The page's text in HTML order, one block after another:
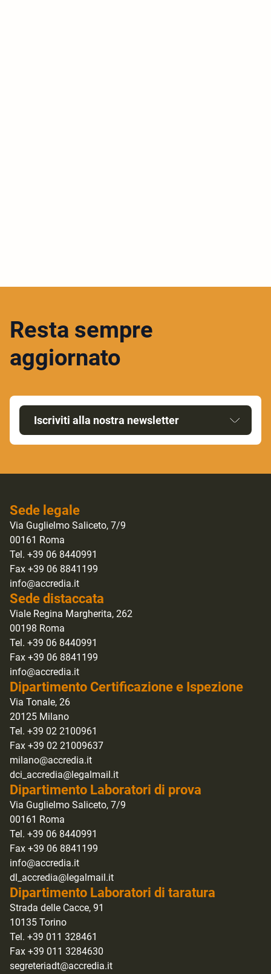
Resta sempre
aggiornato
Iscriviti alla nostra newsletter
Sede legale
Via Guglielmo Saliceto, 7/9
00161 Roma
Tel. +39 06 8440991
Fax +39 06 8841199
info@accredia.it
Sede distaccata
Viale Regina Margherita, 262
00198 Roma
Tel. +39 06 8440991
Fax +39 06 8841199
info@accredia.it
Dipartimento Certificazione e Ispezione
Via Tonale, 26
20125 Milano
Tel. +39 02 2100961
Fax +39 02 21009637
milano@accredia.it
dci_accredia@legalmail.it
Dipartimento Laboratori di prova
Via Guglielmo Saliceto, 7/9
00161 Roma
Tel. +39 06 8440991
Fax +39 06 8841199
info@accredia.it
dl_accredia@legalmail.it
Dipartimento Laboratori di taratura
Strada delle Cacce, 91
10135 Torino
Tel. +39 011 328461
Fax +39 011 3284630
segreteriadt@accredia.it